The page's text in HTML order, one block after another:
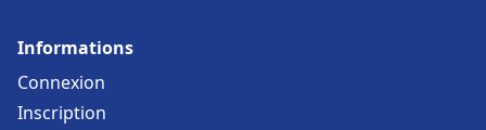
Informations
Connexion
Inscription